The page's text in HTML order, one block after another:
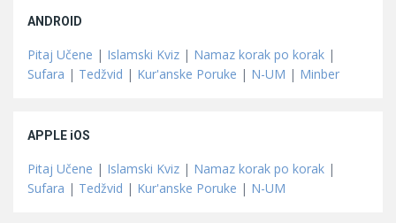
ANDROID
Pitaj Učene | Islamski Kviz | Namaz korak po korak |
Sufara | Tedžvid | Kur'anske Poruke | N-UM | Minber
APPLE iOS
Pitaj Učene | Islamski Kviz | Namaz korak po korak |
Sufara | Tedžvid | Kur'anske Poruke | N-UM